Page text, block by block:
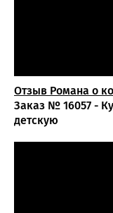
Отзыв Романа о
Заказ № 16057 -
детскую